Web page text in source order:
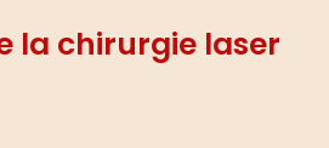
la chirurgie laser